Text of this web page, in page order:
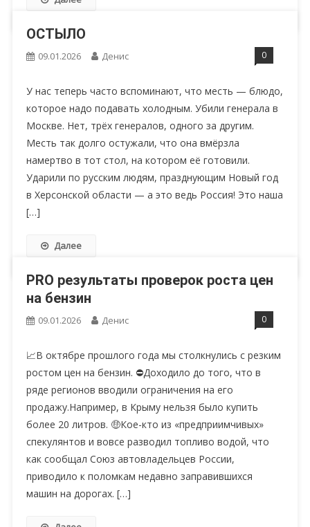
ОСТЫЛО
09.01.2026 Денис 0
У нас теперь часто вспоминают, что месть — блюдо,
которое надо подавать холодным. Убили генерала в
Москве. Нет, трёх генералов, одного за другим.
Месть так долго остужали, что она вмёрзла
намертво в тот стол, на котором её готовили.
Ударили по русским людям, празднующим Новый год
в Херсонской области — а это ведь Россия! Это наша
[…]
Далее
PRO результаты проверок роста цен
на бензин
09.01.2026 Денис 0
📈В октябре прошлого года мы столкнулись с резким
ростом цен на бензин. ⛔️Доходило до того, что в
ряде регионов вводили ограничения на его
продажу.Например, в Крыму нельзя было купить
более 20 литров. 🤑Кое-кто из «предприимчивых»
спекулянтов и вовсе разводил топливо водой, что
как сообщал Союз автовладельцев России,
приводило к поломкам недавно заправившихся
машин на дорогах. […]